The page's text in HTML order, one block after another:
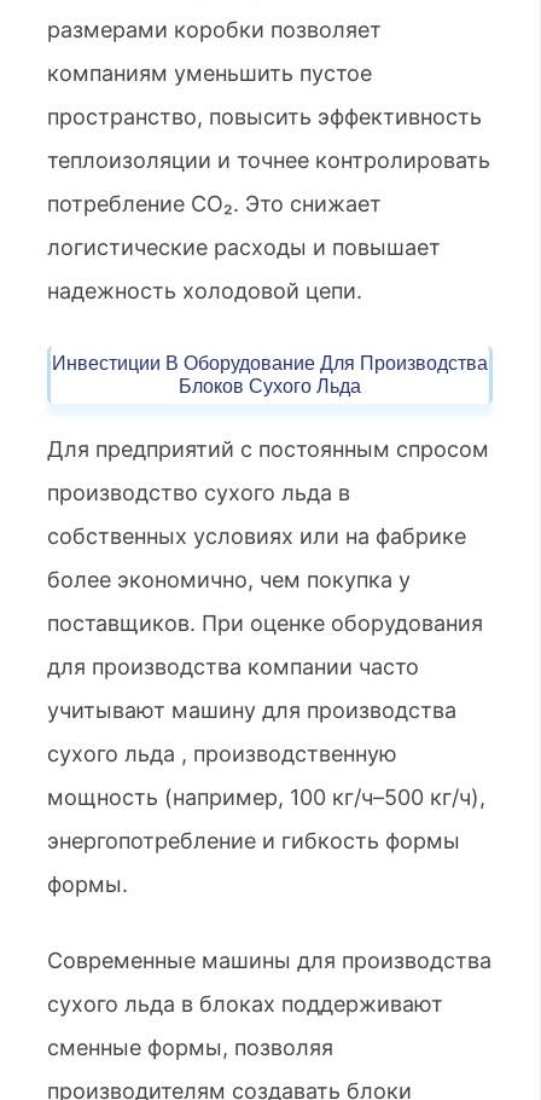
размерами коробки позволяет
компаниям уменьшить пустое
пространство, повысить эффективность
теплоизоляции и точнее контролировать
потребление CO₂. Это снижает
логистические расходы и повышает
надежность холодовой цепи.
Инвестиции В Оборудование Для Производства
Блоков Сухого Льда
Для предприятий с постоянным спросом
производство сухого льда в
собственных условиях или на фабрике
более экономично, чем покупка у
поставщиков. При оценке оборудования
для производства компании часто
учитывают машину для производства
сухого льда , производственную
мощность (например, 100 кг/ч–500 кг/ч),
энергопотребление и гибкость формы
формы.
Современные машины для производства
сухого льда в блоках поддерживают
сменные формы, позволяя
производителям создавать блоки